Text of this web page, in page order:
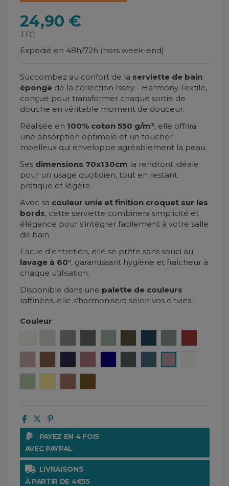
24,90 €
TTC
Expédié en 48h/72h (hors week-end)
Succombez au confort de la serviette de bain
épongede la collection Issey - Harmony Textile,
conçue pour transformer chaque sortie de
douche en véritable moment de douceur.
Réalisée en 100% coton 550 g/m², elle offrira
une absorption optimale et un toucher
moelleux qui enveloppe agréablement la peau.
Ses dimensions 70x130cm la rendront idéale
pour un usage quotidien, tout en restant
pratique et légère.
Avec sa couleur unie et finition croquet sur les
bords, cette serviette combinera simplicité et
élégance pour s’intégrer facilement à votre salle
de bain.
Facile d’entretien, elle se prête sans souci au
lavage à 60°, garantissant hygiène et fraîcheur à
chaque utilisation.
Disponible dans une palette de couleurs
raffinées, elle s’harmonisera selon vos envies !
Couleur
PAYEZ EN 4 FOIS
AVEC PAYPAL
LIVRAISONS
À PARTIR DE 4€55